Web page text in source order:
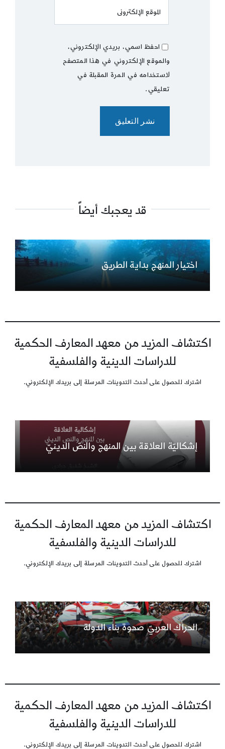
احفظ اسمي، بريدي الإلكتروني،
والموقع الإلكتروني في هذا المتصفح
لاستخدامه في المرة المقبلة في
تعليقي.
قد يعجبك أيضاً
اختيار المنهج بداية الطريق
اكتشاف المزيد من معهد المعارف الحكمية
للدراسات الدينية والفلسفية
اشترك للحصول على أحدث التدوينات المرسلة إلى بريدك الإلكتروني.
إشكاليّة العلاقة بين المنهج والنصّ الدينيّ
اكتشاف المزيد من معهد المعارف الحكمية
للدراسات الدينية والفلسفية
اشترك للحصول على أحدث التدوينات المرسلة إلى بريدك الإلكتروني.
الحراك العربيّ صحوة بناء الدولة
اكتشاف المزيد من معهد المعارف الحكمية
للدراسات الدينية والفلسفية
اشترك للحصول على أحدث التدوينات المرسلة إلى بريدك الإلكتروني.